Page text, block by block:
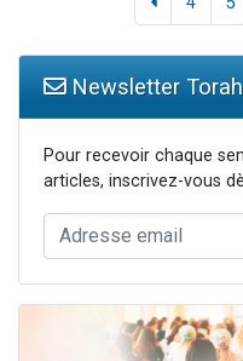
Newsletter
Pour recevoir chaque
articles, inscrivez-vous